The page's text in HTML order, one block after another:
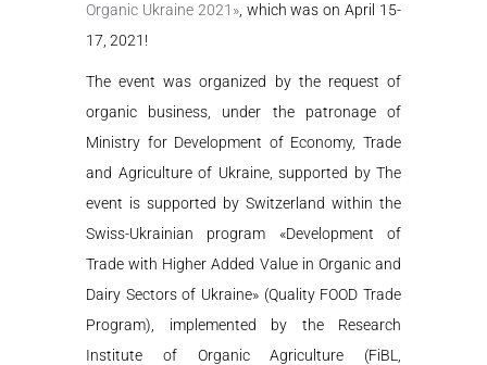
Organic Ukraine 2021», whichwason April 15-
17 2021 !
The eventwas organized bythe request of
organic business , under the patronage of
Ministry for Development of Economy, Trade
and Agriculture of Ukraine, supported by The
event is supported by Switzerland within the
Swiss-Ukrainian program «Development of
Trade with Higher Added Value in Organic and
Dairy Sectors of Ukraine» (Quality FOOD Trade
Program), implemented by the Research
Institute of Organic Agriculture (FiBL,